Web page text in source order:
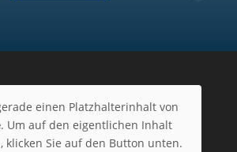
einen Platzhalterinhalt von
. Um auf den eigentlichen Inhalt
klicken Sie auf den Button unten.